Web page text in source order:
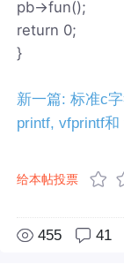
pb->fun();
return 0;
}
新一篇: 标准c
printf, vfprintf
给本帖投票
455 41